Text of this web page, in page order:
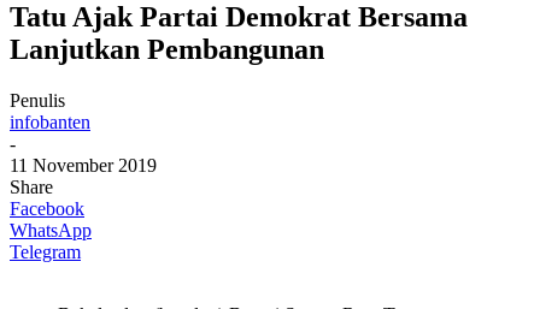
Tatu Ajak Partai Demokrat Bersama
Lanjutkan Pembangunan
Penulis
infobanten
-
11 November 2019
Share
Facebook
WhatsApp
Telegram